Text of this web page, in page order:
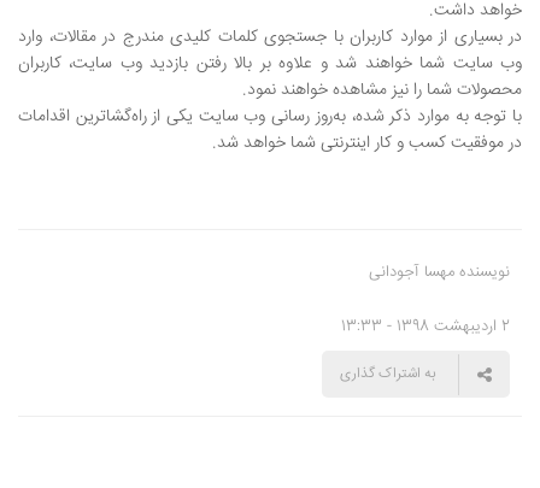
خواهد داشت.
در بسیاری از موارد کاربران با جستجوی کلمات کلیدی مندرج در مقالات، وارد
وب سایت شما خواهند شد و علاوه بر بالا رفتن بازدید وب سایت، کاربران
محصولات شما را نیز مشاهده خواهند نمود.
با توجه به موارد ذکر شده، به‌روز رسانی وب سایت یکی از راه‌گشاترین اقدامات
در موفقیت کسب و کار اینترنتی شما خواهد شد.
نویسنده مهسا آجودانی
2 اردیبهشت 1398 - 13:33
به اشتراک گذاری